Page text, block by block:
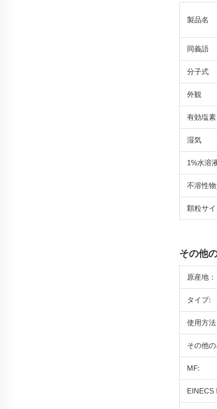
製品名
同義語
分子式
外観
有効塩素
湿気
1%水溶
不溶性
顆粒サ
その他
原産地：
タイプ:
使用方
その他
MF:
EINECS